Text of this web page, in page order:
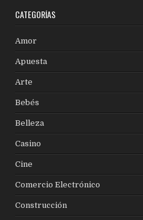
CATEGORÍAS
Amor
Apuesta
Arte
Bebés
Belleza
Casino
Cine
Comercio Electrónico
Construcción